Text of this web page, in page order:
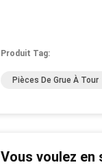
Produit Tag:
Pièces De Grue À Tour
Vous voulez